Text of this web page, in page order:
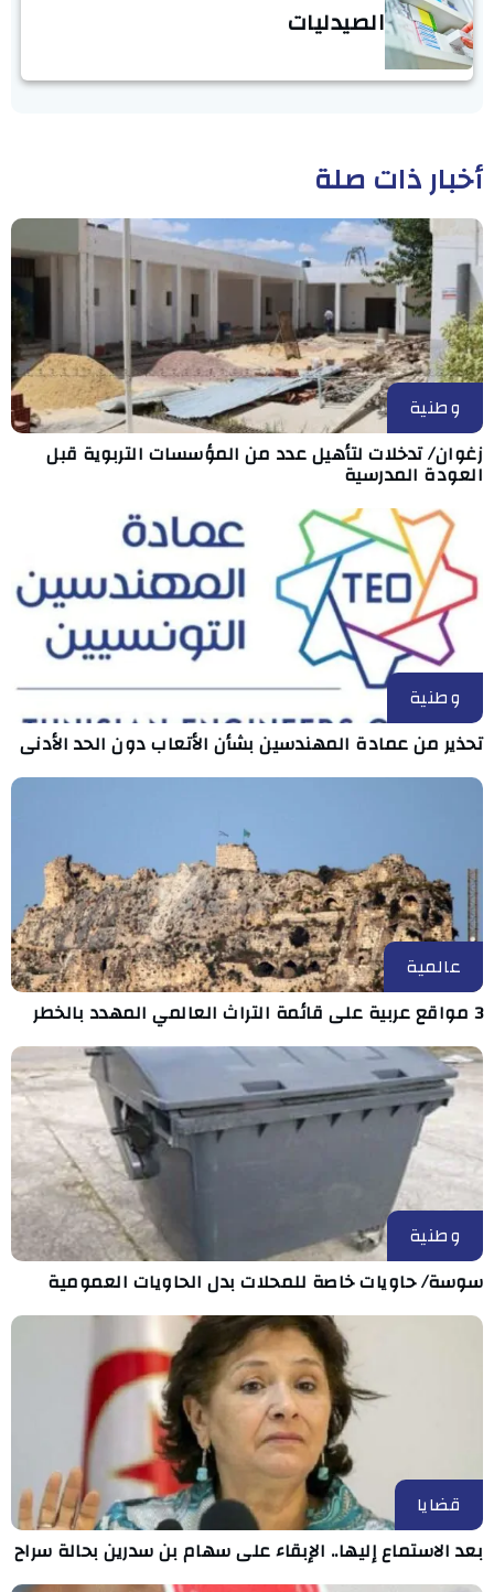
الصيدليات
أخبار ذات صلة
وطنية
زغوان/ تدخلات لتأهيل عدد من المؤسسات التربوية قبل
العودة المدرسية
وطنية
تحذير من عمادة المهندسين بشأن الأتعاب دون الحد الأدنى
عالمية
3 مواقع عربية على قائمة التراث العالمي المهدد بالخطر
وطنية
سوسة/ حاويات خاصة للمحلات بدل الحاويات العمومية
قضايا
بعد الاستماع إليها.. الإبقاء على سهام بن سدرين بحالة سراح